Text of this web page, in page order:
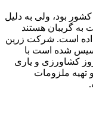
بود، ولی به دلیل
به گریبان هستند
است. شرکت زرین
شده است با
کشاورزی و یاری
تهیه ملزومات